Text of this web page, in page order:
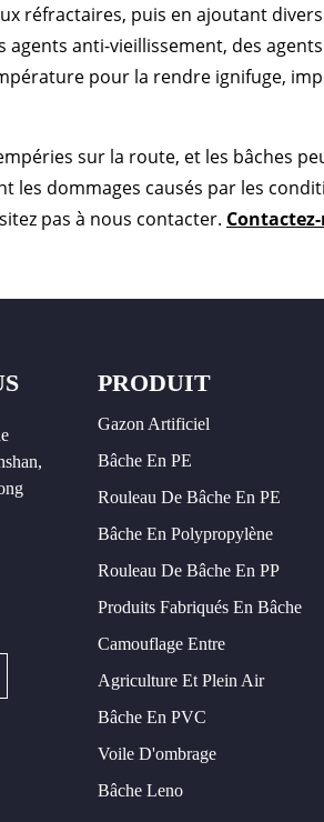
réfractaires, puis en ajoutant
anti-vieillissement, des
pour la rendre ignifuge,
sur la route, et les bâches
les dommages causés par les
pas à nous contacter.
PRODUIT
Gazon Artificiel
Bâche En PE
Rouleau De Bâche En PE
Bâche En Polypropylène
Rouleau De Bâche En PP
Produits Fabriqués En Bâche
Camouflage Entre
Agriculture Et Plein Air
Bâche En PVC
Voile D'ombrage
Bâche Leno